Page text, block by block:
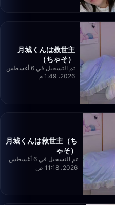
月城くんは救世主
（ちゃそ）
تم التسجيل في 6 أغسطس
2026، 1:49 م
月城くんは救世主（ち
ゃそ）
تم التسجيل في 6 أغسطس
2026، 11:18 ص